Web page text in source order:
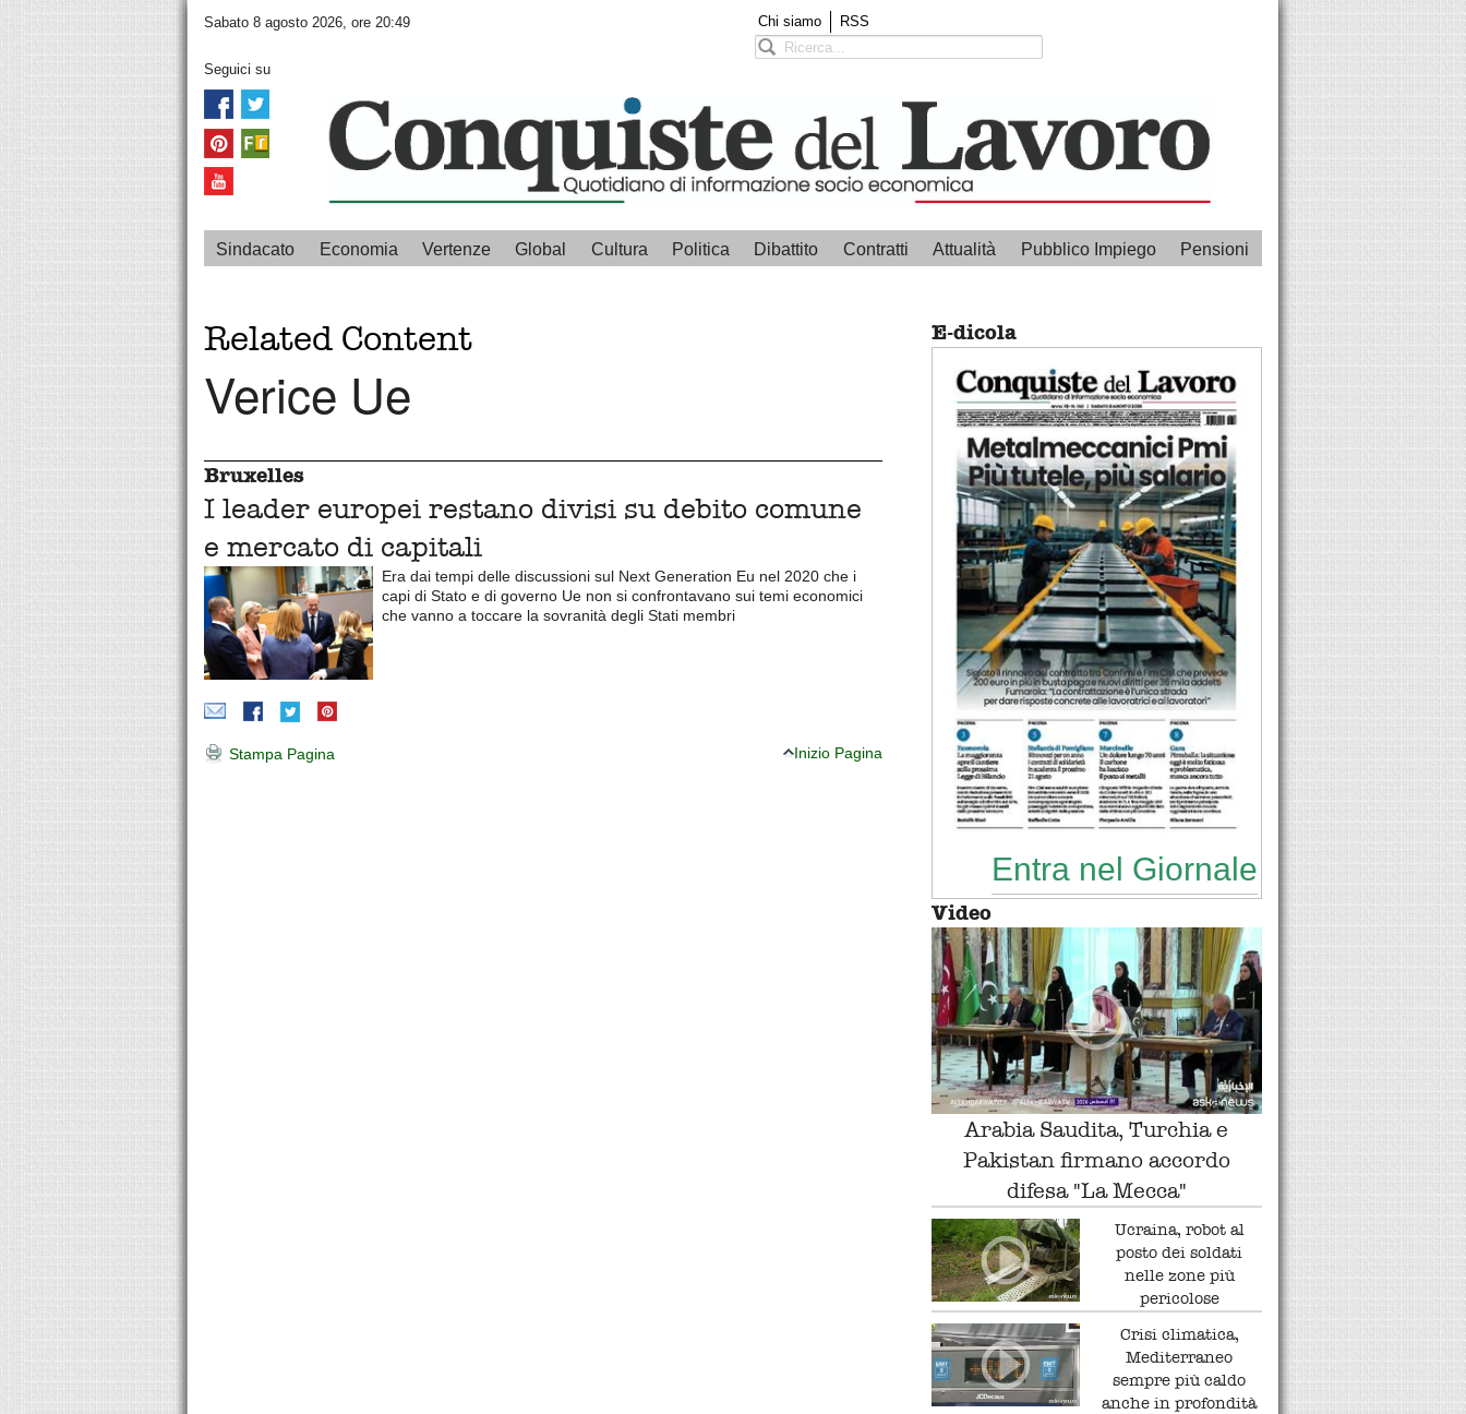
Sabato 8 agosto 2026, ore 20:49 Chi siamo RSS
Seguici su
Sindacato Economia Vertenze Global Cultura Politica Dibattito Contratti Attualità Pubblico Impiego Pensioni
Related Content
Verice Ue
Bruxelles
I leader europei restano divisi su debito comune
e mercato di capitali
Era dai tempi delle discussioni sul Next Generation Eu nel 2020 che i
capi di Stato e di governo Ue non si confrontavano sui temi economici
che vanno a toccare la sovranità degli Stati membri
Stampa Pagina Inizio Pagina
E-dicola
Entra nel Giornale
Video
Arabia Saudita, Turchia e
Pakistan firmano accordo
difesa "La Mecca"
Ucraina, robot al
posto dei soldati
nelle zone più
pericolose
Crisi climatica,
Mediterraneo
sempre più caldo
anche in profondità